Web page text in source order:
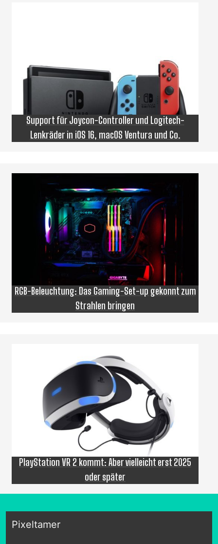
Support für Joycon-Controller und Logitech-
Lenkräder in iOS 16, macOS Ventura und Co.
RGB-Beleuchtung: Das Gaming-Set-up gekonnt zum
Strahlen bringen
PlayStation VR 2 kommt: Aber vielleicht erst 2025
oder später
Pixeltamer